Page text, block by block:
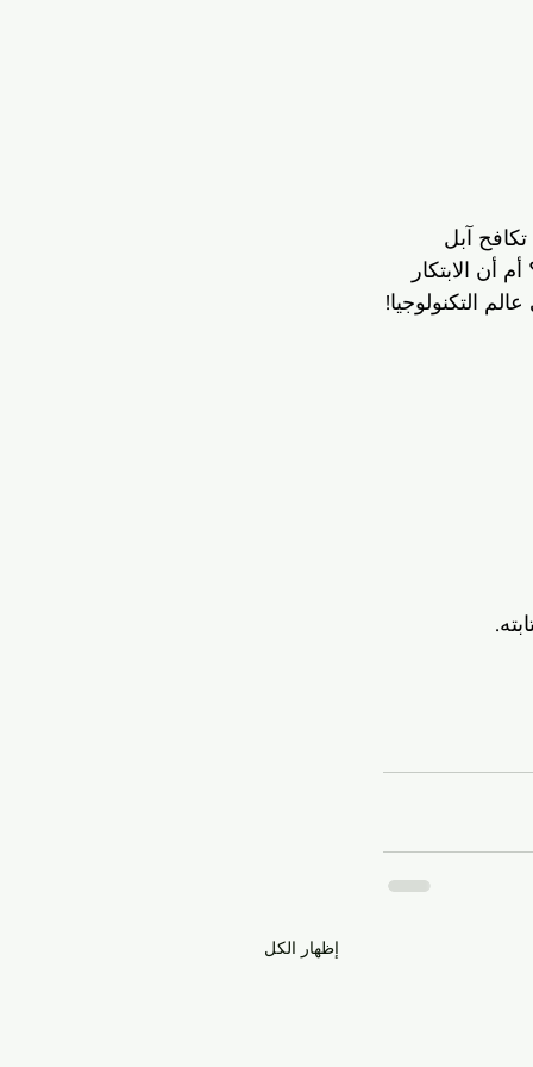
آبل
أن الابتكار
إظهار الكل